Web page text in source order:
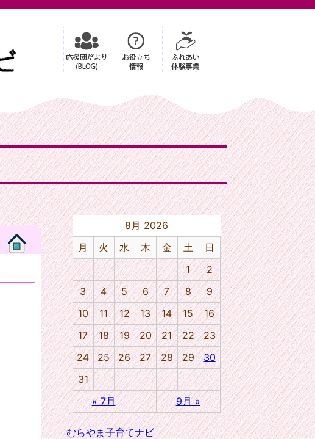
8月 2026
月
火 水 木 金 土
日
1
2
3
4 5 6 7 8
9
10
11 12 13 14 15
16
17
18 19 20 21 22
23
24
25 26 27 28 29
30
31
« 7月
9月 »
むらやま子育てナビ